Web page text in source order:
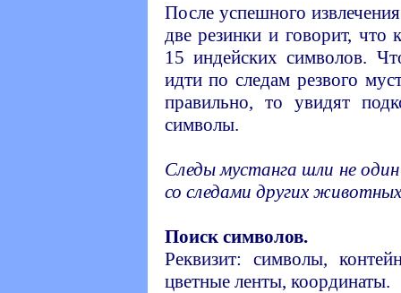
После успешного
две резинки и говорит,
15 индейских символов.
идти по следам резвого
правильно, то увидят
символы.
Следы мустанга шли не
со следами других
Поиск символов.
Реквизит: символы,
цветные ленты, координаты.